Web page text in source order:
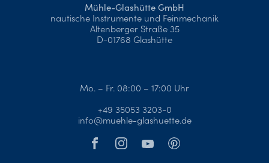
Mo. – Fr. 08:00 – 17:00 Uhr
+49 35053 3203-0
info@muehle-glashuette.de
Mühle-Glashütte GmbH
nautische Instrumente und Feinmechanik
Altenberger Straße 35
D-01768 Glashütte